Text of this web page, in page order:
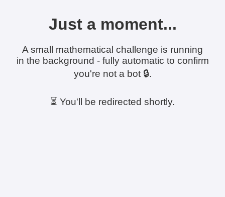
Just a moment...
A small mathematical challenge is running
in the background - fully automatic to confirm
you're not a bot 🔒.
⏳ You'll be redirected shortly.